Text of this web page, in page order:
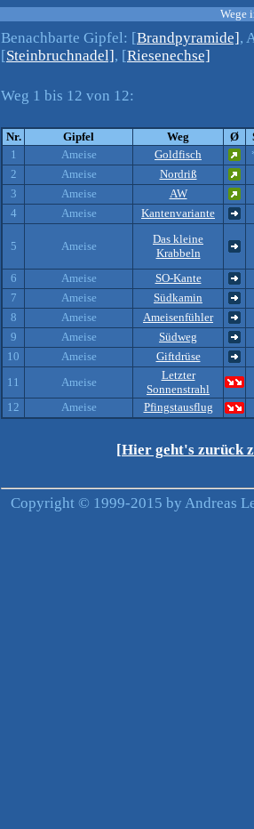
Wege
Benachbarte Gipfel: [Brandpyramide],
[Steinbruchnadel], [Riesenechse]
Weg 1 bis 12 von 12:
Nr. Gipfel Weg Ø
1
Ameise Goldfisch
2
Ameise
Nordriß
3
Ameise
AW
4
Ameise Kantenvariante
5 Ameise
Das kleine
Krabbeln
6
Ameise
SO-Kante
7
Ameise
Südkamin
8
Ameise
Ameisenfühler
9
Ameise
Südweg
10
Ameise
Giftdrüse
11
Ameise
Letzter
Sonnenstrahl
12
Ameise Pfingstausflug
[Hier geht's zurück
Copyright © 1999-2015 by Andreas